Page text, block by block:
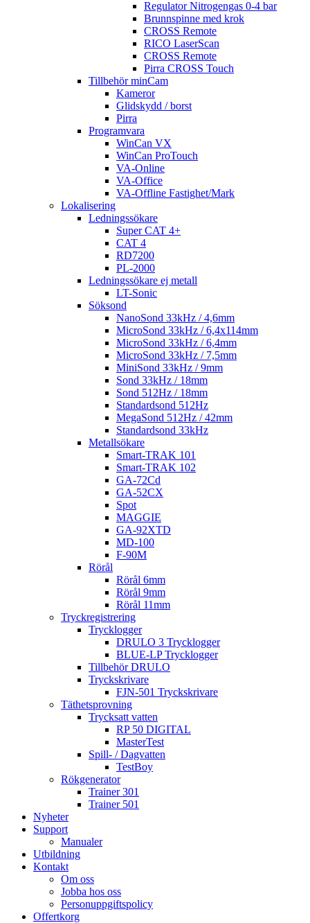
Regulator Nitrogengas 0-4 bar
Brunnspinne med krok
CROSS Remote
RICO LaserScan
CROSS Remote
Pirra CROSS Touch
Tillbehör minCam
Kameror
Glidskydd / borst
Pirra
Programvara
WinCan VX
WinCan ProTouch
VA-Online
VA-Office
VA-Offline Fastighet/Mark
Lokalisering
Ledningssökare
Super CAT 4+
CAT 4
RD7200
PL-2000
Ledningssökare ej metall
LT-Sonic
Söksond
NanoSond 33kHz / 4,6mm
MicroSond 33kHz / 6,4x114mm
MicroSond 33kHz / 6,4mm
MicroSond 33kHz / 7,5mm
MiniSond 33kHz / 9mm
Sond 33kHz / 18mm
Sond 512Hz / 18mm
Standardsond 512Hz
MegaSond 512Hz / 42mm
Standardsond 33kHz
Metallsökare
Smart-TRAK 101
Smart-TRAK 102
GA-72Cd
GA-52CX
Spot
MAGGIE
GA-92XTD
MD-100
F-90M
Rörål
Rörål 6mm
Rörål 9mm
Rörål 11mm
Tryckregistrering
Trycklogger
DRULO 3 Trycklogger
BLUE-LP Trycklogger
Tillbehör DRULO
Tryckskrivare
FJN-501 Tryckskrivare
Täthetsprovning
Trycksatt vatten
RP 50 DIGITAL
MasterTest
Spill- / Dagvatten
TestBoy
Rökgenerator
Trainer 301
Trainer 501
Nyheter
Support
Manualer
Utbildning
Kontakt
Om oss
Jobba hos oss
Personuppgiftspolicy
Offertkorg